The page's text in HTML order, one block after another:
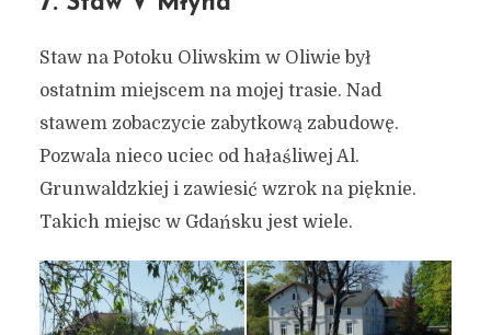
Staw na Potoku Oliwskim w Oliwie był
ostatnim miejscem na mojej trasie. Nad
stawem zobaczycie zabytkową zabudowę.
Pozwala nieco uciec od hałaśliwej Al.
Grunwaldzkiej i zawiesić wzrok na pięknie.
Takich miejsc w Gdańsku jest wiele.